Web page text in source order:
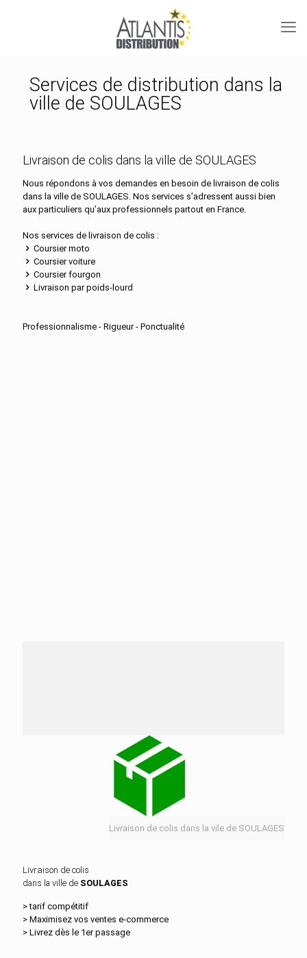
Services de distribution dans la
ville de SOULAGES
Livraison de colis dans la ville de SOULAGES
Nous répondons à vos demandes en besoin de livraison de colis
dans la ville de SOULAGES. Nos services s’adressent aussi bien
aux particuliers qu’aux professionnels partout en France.
Nos services de livraison de colis :
Coursier moto
Coursier voiture
Coursier fourgon
Livraison par poids-lourd
Professionnalisme - Rigueur - Ponctualité
Livraison de colis dans la vile de SOULAGES
Livraison de colis
dans la ville de SOULAGES
> tarif compétitif
> Maximisez vos ventes e‑commerce
> Livrez dès le 1er passage